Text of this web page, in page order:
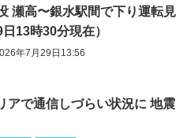
瀬高〜銀水駅間で下り運転見
13時30分現在）
年7月29日13:56
アで通信しづらい状況に 地震